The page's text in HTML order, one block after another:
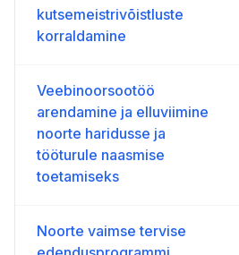
kutsemeistrivõistluste
korraldamine
Veebinoorsootöö
arendamine ja elluviimine
noorte haridusse ja
tööturule naasmise
toetamiseks
Noorte vaimse tervise